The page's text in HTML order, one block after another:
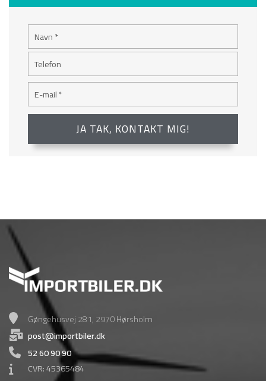
Gøngehusvej 281, 2970 Hørsholm
post@importbiler.dk
52 60 90 90
CVR: 45365484